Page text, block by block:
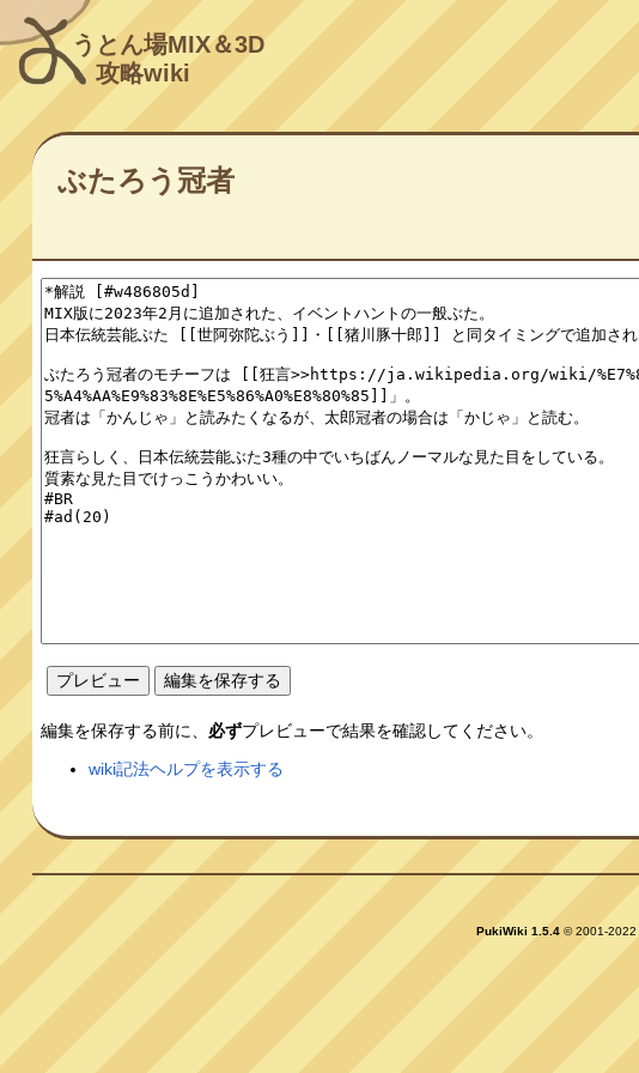
うとん場MIX＆3D
攻略wiki
ぶたろう冠者
編集を保存する前に、 必ずプレビューで結果を確認してください。
wiki記法ヘルプを表示する
PukiWiki 1.5.4 © 2001-2022